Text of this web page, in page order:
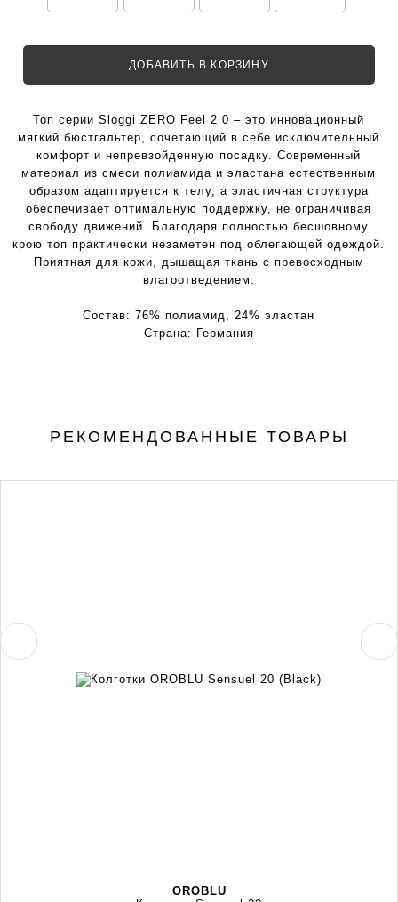
ДОБАВИТЬ В КОРЗИНУ
Топ серии Sloggi ZERO Feel 2 0 – это инновационный
мягкий бюстгальтер, сочетающий в себе исключительный
комфорт и непревзойденную посадку. Современный
материал из смеси полиамида и эластана естественным
образом адаптируется к телу, а эластичная структура
обеспечивает оптимальную поддержку, не ограничивая
свободу движений. Благодаря полностью бесшовному
крою топ практически незаметен под облегающей одеждой.
Приятная для кожи, дышащая ткань с превосходным
влагоотведением.
Состав:76% полиамид, 24% эластан
Страна: Германия
РЕКОМЕНДОВАННЫЕ ТОВАРЫ
OROBLU